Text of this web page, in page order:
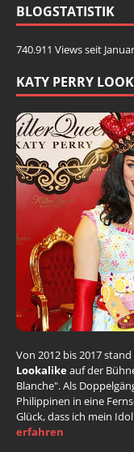
BLOGSTATISTIK
740.911 Views seit
KATY PERRY
Von 2012 bis 2017
Lookalikeauf der
Blanche". Als
Philippinen in eine
Glück, dass ich mein
erfahren